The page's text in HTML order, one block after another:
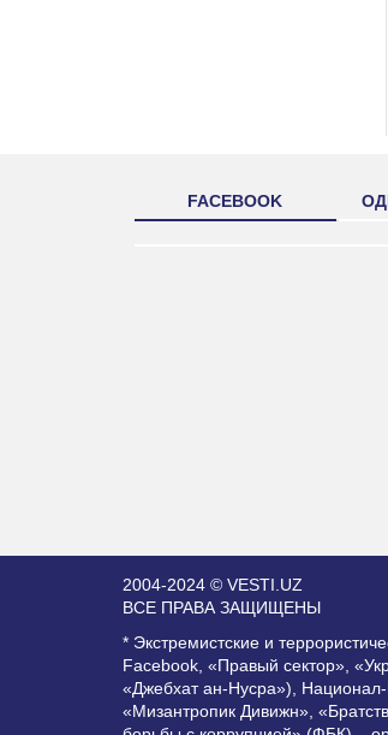
FACEBOOK
2004-2024 © VESTI.UZ
ВСЕ ПРАВА ЗАЩИЩЕНЫ
* Экстремистские и
Facebook, «Правый сектор»,
«Джебхат ан-Нусра»),
«Мизантропик Дивижн»,